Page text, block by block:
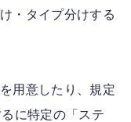
・タイプ分けする
用意したり、規定
に特定の「ステ